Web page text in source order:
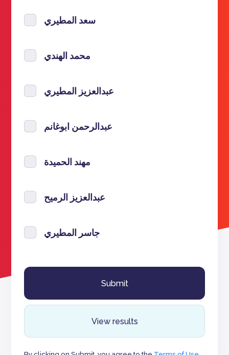
سعد المطيري
محمد الهندي
عبدالعزيز المطيري
عبدالرحمن ابوغانم
مهند الحميدة
عبدالعزيز الرميح
جاسر المطيري
View results